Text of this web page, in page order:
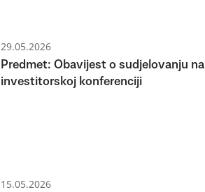
29.05.2026
Predmet: Obavijest o sudjelovanju na
investitorskoj konferenciji
15.05.2026